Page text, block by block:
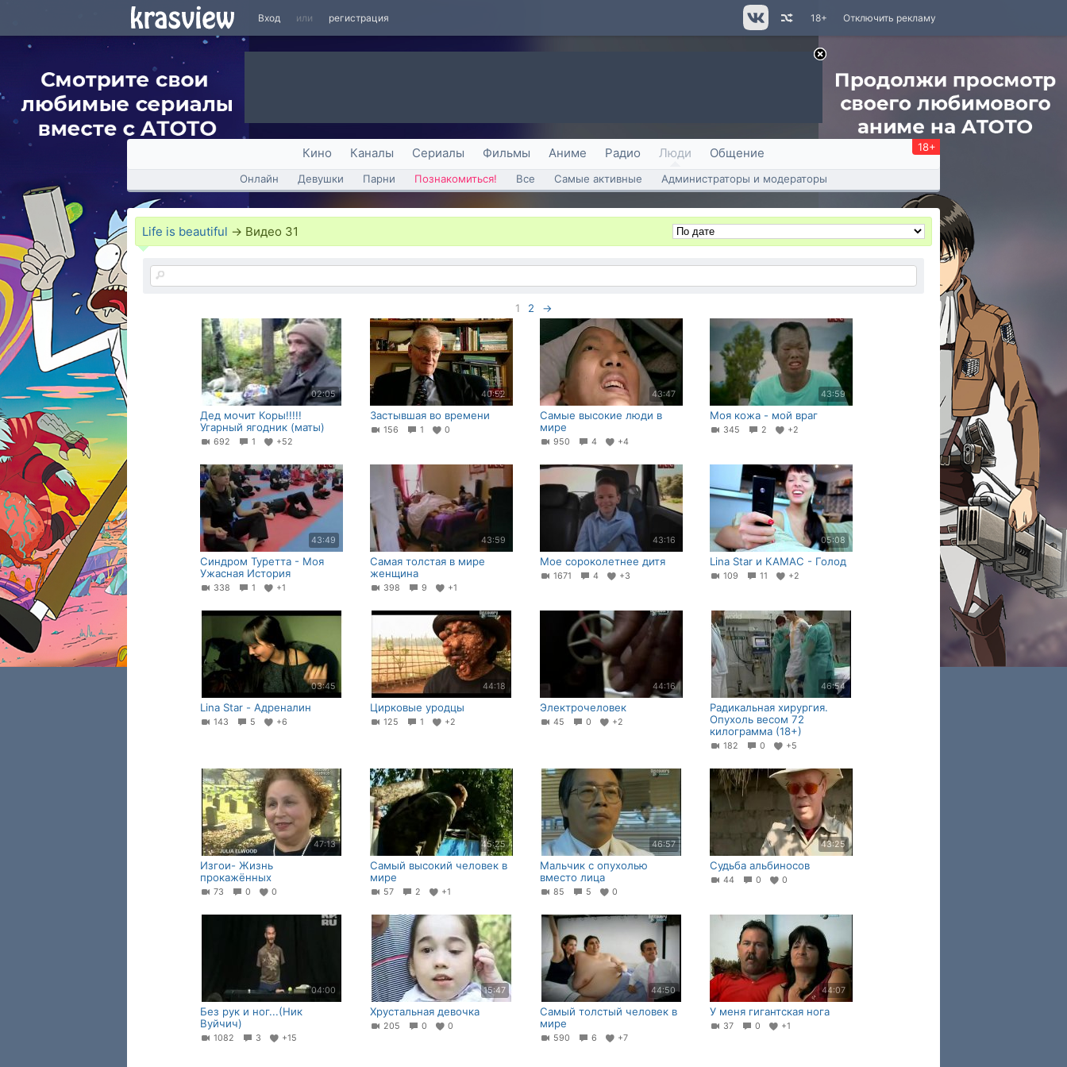
Вход или регистрация Отключить рекламу
18+
Кино Каналы Сериалы Фильмы Аниме Радио Люди Общение 18+
Онлайн Девушки Парни Познакомиться! Все Самые активные Администраторы и модераторы
Life is beautiful → Видео 31
1 2 →
02:05
Дед мочит Коры!!!!!
Угарный ягодник (маты)
692 1 +52
40:52
Застывшая во времени
156 1 0
43:47
Самые высокие люди в
мире
950 4 +4
43:59
Моя кожа - мой враг
345 2 +2
43:49
Синдром Туретта - Моя
Ужасная История
338 1 +1
43:59
Самая толстая в мире
женщина
398 9 +1
43:16
Мое сороколетнее дитя
1671 4 +3
05:08
Lina Star и КАМАС - Голод
109 11 +2
03:45
Lina Star - Адреналин
143 5 +6
44:18
Цирковые уродцы
125 1 +2
44:16
Электрочеловек
45 0 +2
46:54
Радикальная хирургия.
Опухоль весом 72
килограмма (18+)
182 0 +5
47:13
Изгои- Жизнь
прокажённых
73 0 0
45:25
Самый высокий человек в
мире
57 2 +1
46:57
Мальчик с опухолью
вместо лица
85 5 0
43:25
Судьба альбиносов
44 0 0
04:00
Без рук и ног...(Ник
Вуйчич)
1082 3 +15
15:47
Хрустальная девочка
205 0 0
44:50
Самый толстый человек в
мире
590 6 +7
44:07
У меня гигантская нога
37 0 +1